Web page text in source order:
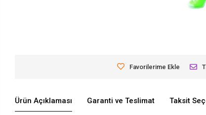
Favorilerime Ekle
Ürün Açıklaması Garanti ve Teslimat Taksit